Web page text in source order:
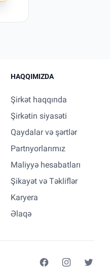
HAQQIMIZDA
Şirkət haqqında
Şirkətin siyasəti
Qaydalar və şərtlər
Partnyorlarımız
Maliyyə hesabatları
Şikayət və Təkliflər
Karyera
Əlaqə